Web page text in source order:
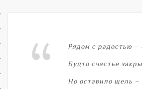
Рядом с радостью –
Будто счастье
Но оставило щель –